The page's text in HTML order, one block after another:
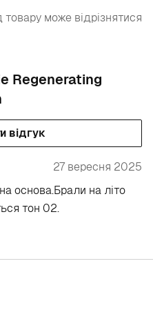
може відрізнятися
Regenerating
відгук
27 вересня 2025
основа.Брали на літо
тон 02.